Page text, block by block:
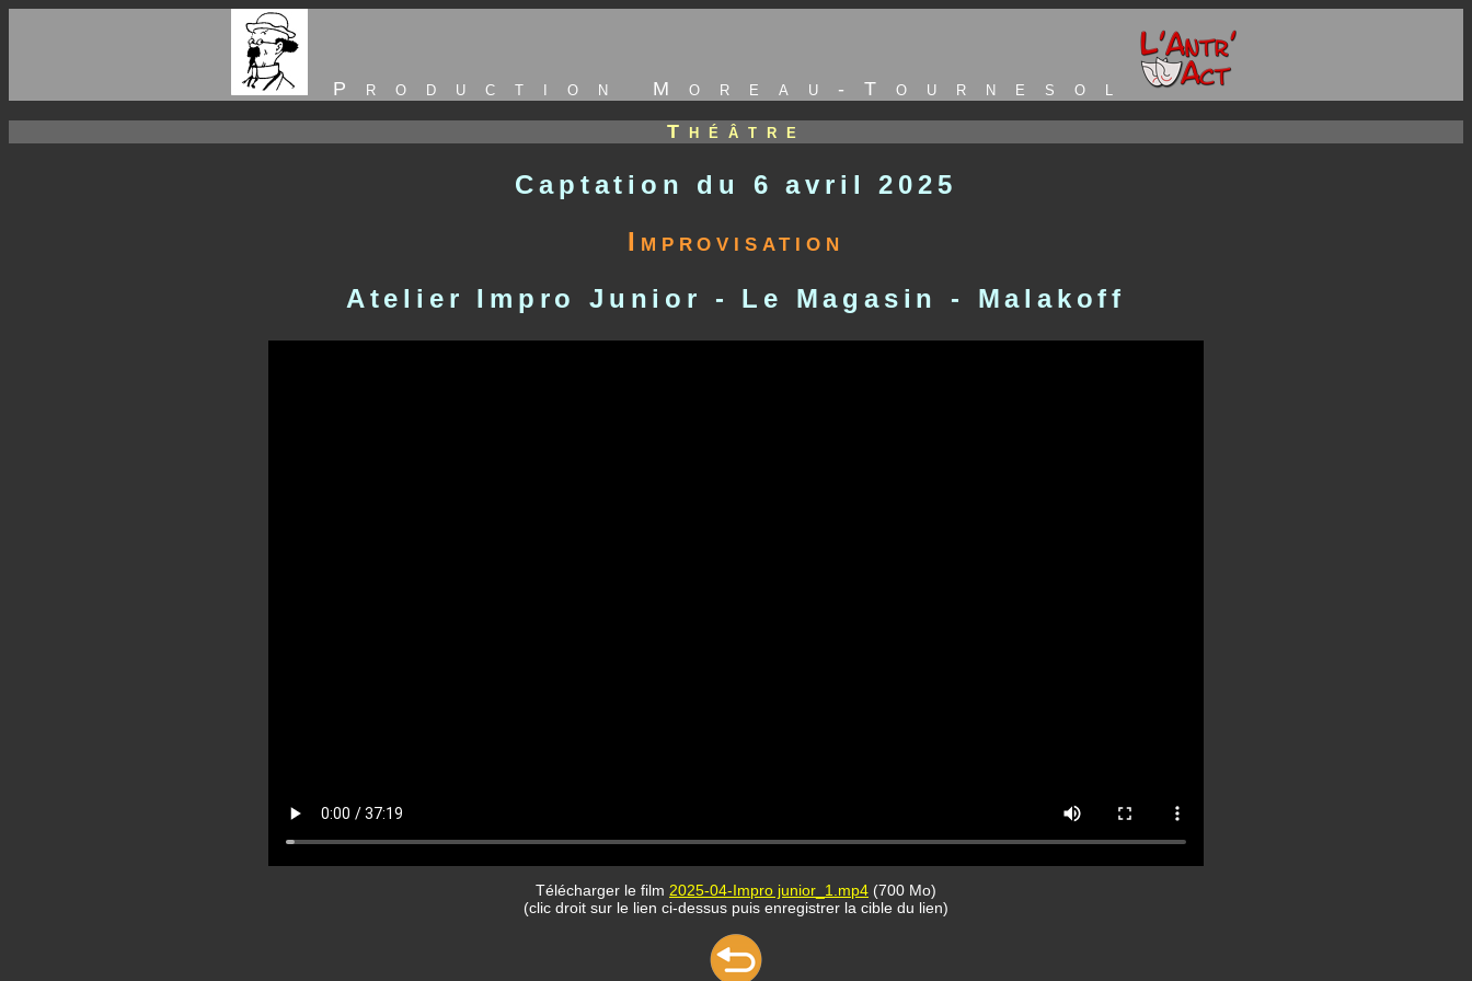
Production Moreau-Tournesol
Théâtre
Captation du 6 avril 2025
Improvisation
Atelier Impro Junior - Le Magasin - Malakoff
Télécharger le film 2025-04-Impro junior_1.mp4 (700 Mo)
(clic droit sur le lien ci-dessus puis enregistrer la cible du lien)